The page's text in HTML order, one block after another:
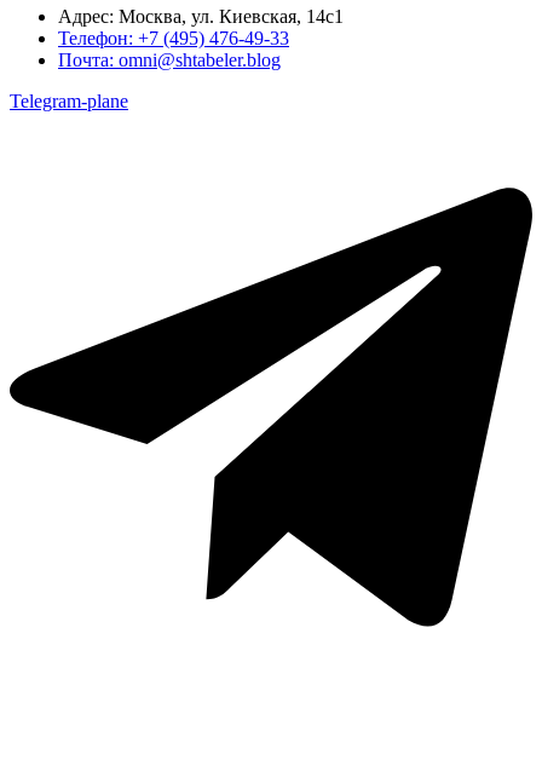
Адрес: Москва, ул. Киевская, 14с1
Телефон: +7 (495) 476-49-33
Почта: omni@shtabeler.blog
Telegram-plane